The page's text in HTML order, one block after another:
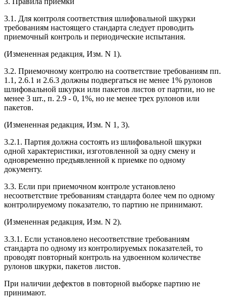
3.1. Для контроля соответствия шлифовальной шкурки
требованиям настоящего стандарта следует проводить
приемочный контроль и периодические испытания.
(Измененная редакция, Изм. N 1).
3.2. Приемочному контролю на соответствие требованиям пп.
1.1, 2.6.1 и 2.6.3 должны подвергаться не менее 1% рулонов
шлифовальной шкурки или пакетов листов от партии, но не
менее 3 шт., п. 2.9 - 0, 1%, но не менее трех рулонов или
пакетов.
(Измененная редакция, Изм. N 1, 3).
3.2.1. Партия должна состоять из шлифовальной шкурки
одной характеристики, изготовленной за одну смену и
одновременно предъявленной к приемке по одному
документу.
3.3. Если при приемочном контроле установлено
несоответствие требованиям стандарта более чем по одному
контролируемому показателю, то партию не принимают.
(Измененная редакция, Изм. N 2).
3.3.1. Если установлено несоответствие требованиям
стандарта по одному из контролируемых показателей, то
проводят повторный контроль на удвоенном количестве
рулонов шкурки, пакетов листов.
При наличии дефектов в повторной выборке партию не
принимают.